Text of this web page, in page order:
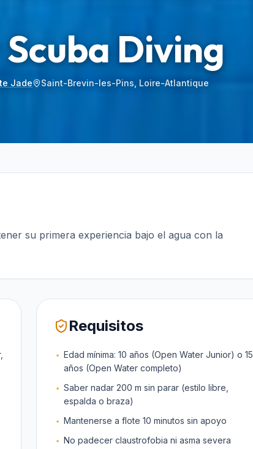
Diving
Jade Saint-Brevin-les-Pins, Loire-Atlantique
su primera experiencia bajo el agua con la
Requisitos
Edad mínima: 10 años (Open Water Junior) o 15
años (Open Water completo)
Saber nadar 200 m sin parar (estilo libre,
espalda o braza)
Mantenerse a flote 10 minutos sin apoyo
No padecer claustrofobia ni asma severa